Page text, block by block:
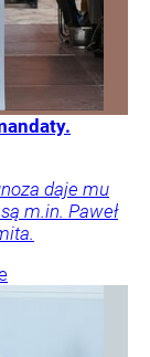
daje mu
m.in. Paweł